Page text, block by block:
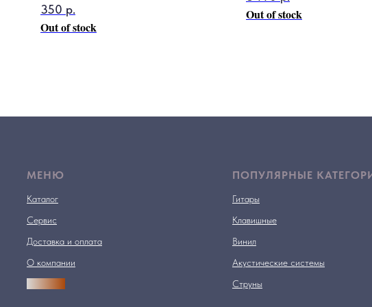
350 р.
Out of stock
Out of stock
МЕНЮ
Каталог
Сервис
Доставка и оплата
О компании
ПОПУЛЯРНЫЕ
Гитары
Клавишные
Винил
Акустические системы
Струны